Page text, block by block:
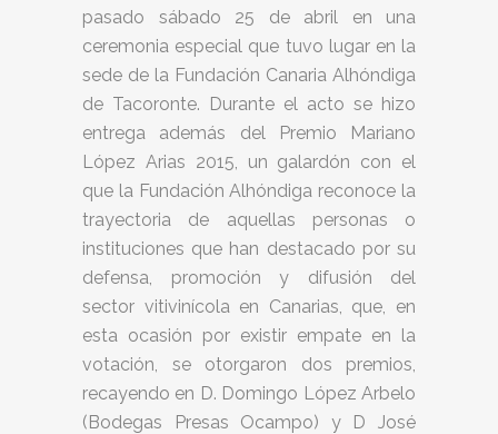
pasado sábado 25 de abril en una
ceremonia especial que tuvo lugar en la
sede de la Fundación Canaria Alhóndiga
de Tacoronte. Durante el acto se hizo
entrega además del Premio Mariano
López Arias 2015, un galardón con el
que la Fundación Alhóndiga reconoce la
trayectoria de aquellas personas o
instituciones que han destacado por su
defensa, promoción y difusión del
sector vitivinícola en Canarias, que, en
esta ocasión por existir empate en la
votación, se otorgaron dos premios,
recayendo en D. Domingo López Arbelo
(Bodegas Presas Ocampo) y D José